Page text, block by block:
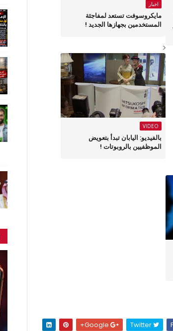
اخبار
مايكروسوفت تستعد لمفاجئة
المستخدمين بجهازها الجديد !
VIDEO
بالفيديو: اليابان تبدأ بتعويض
الموظفيين بالروبوتات !
Twitter